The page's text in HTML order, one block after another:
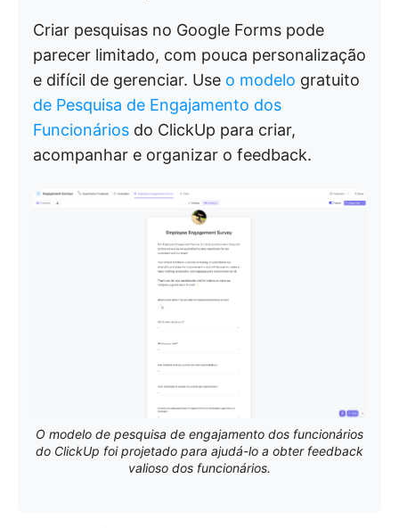
Criar pesquisas no Google Forms pode
parecer limitado, com pouca personalização
e difícil de gerenciar. Use o modelo gratuito
de Pesquisa de Engajamento dos
Funcionários do ClickUp para criar,
acompanhar e organizar o feedback.
O modelo de pesquisa de engajamento dos funcionários
do ClickUp foi projetado para ajudá-lo a obter feedback
valioso dos funcionários.